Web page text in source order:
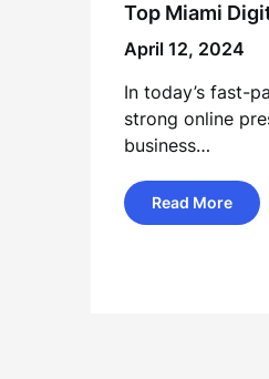
Top Miami
April 12, 2024
In today’s fast-
strong online
business…
Read More